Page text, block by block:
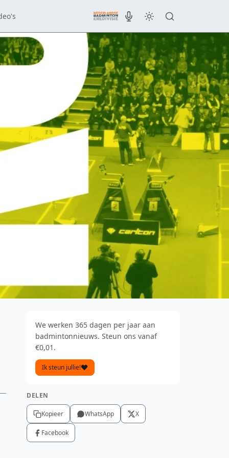
We werken 365 dagen per jaar aan
badmintonnieuws. Steun ons vanaf
€0,01.
Ik steun jullie!
DELEN
Kopieer WhatsApp X
Facebook